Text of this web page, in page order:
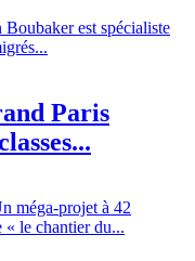
est spécialiste
Paris
méga-projet à 42
« le chantier du...